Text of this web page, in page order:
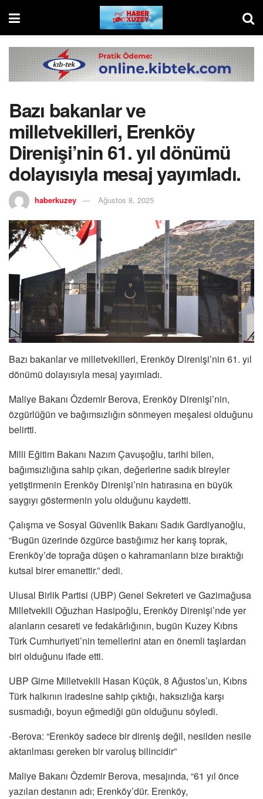
Bazı bakanlar ve
milletvekilleri, Erenköy
Direnişi’nin 61. yıl dönümü
dolayısıyla mesaj yayımladı.
haberkuzey Ağustos 8, 2025
Bazı bakanlar ve milletvekilleri, Erenköy Direnişi’nin 61. yıl
dönümü dolayısıyla mesaj yayımladı.
Maliye Bakanı Özdemir Berova, Erenköy Direnişi’nin,
özgürlüğün ve bağımsızlığın sönmeyen meşalesi olduğunu
belirtti.
Milli Eğitim Bakanı Nazım Çavuşoğlu, tarihi bilen,
bağımsızlığına sahip çıkan, değerlerine sadık bireyler
yetiştirmenin Erenköy Direnişi’nin hatırasına en büyük
saygıyı göstermenin yolu olduğunu kaydetti.
Çalışma ve Sosyal Güvenlik Bakanı Sadık Gardiyanoğlu,
“Bugün üzerinde özgürce bastığımız her karış toprak,
Erenköy’de toprağa düşen o kahramanların bize bıraktığı
kutsal birer emanettir.” dedi.
Ulusal Birlik Partisi (UBP) Genel Sekreteri ve Gazimağusa
Milletvekili Oğuzhan Hasipoğlu, Erenköy Direnişi’nde yer
alanların cesareti ve fedakârlığının, bugün Kuzey Kıbrıs
Türk Cumhuriyeti’nin temellerini atan en önemli taşlardan
biri olduğunu ifade etti.
UBP Girne Milletvekili Hasan Küçük, 8 Ağustos’un, Kıbrıs
Türk halkının iradesine sahip çıktığı, haksızlığa karşı
susmadığı, boyun eğmediği gün olduğunu söyledi.
-Berova: “Erenköy sadece bir direniş değil, nesilden nesile
aktarılması gereken bir varoluş bilincidir”
Maliye Bakanı Özdemir Berova, mesajında, “61 yıl önce
yazılan destanın adı; Erenköy’dür. Erenköy,